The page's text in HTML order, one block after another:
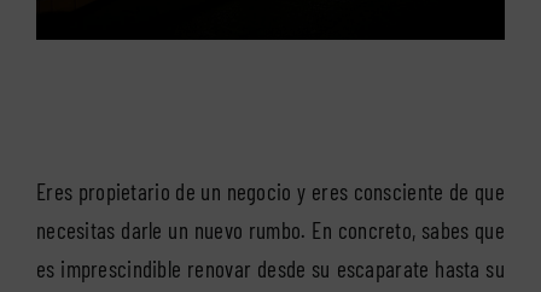
Eres propietario de un negocio y eres consciente de que
necesitas darle un nuevo rumbo. En concreto, sabes que
es imprescindible renovar desde su escaparate hasta su